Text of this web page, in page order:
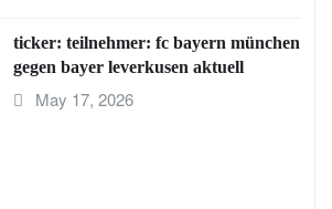
ticker: teilnehmer: fc bayern münchen
gegen bayer leverkusen aktuell
May 17, 2026